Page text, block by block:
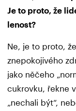
Je to proto, že
lenost?
Ne, je to proto,
znepokojivého
jako něčeho
cukrovku, řekne
„nechali být“,